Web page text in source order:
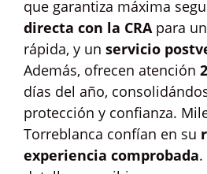
que garantiza máxima
directa con la CRApara
rápida, y un servicio
Además, ofrecen atención
días del año,
protección y confianza.
Torreblanca confían en su
experiencia comprobada